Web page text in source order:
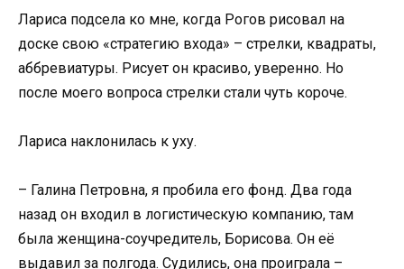
Лариса подсела ко мне, когда Рогов рисовал на
доске свою «стратегию входа» – стрелки, квадраты,
аббревиатуры. Рисует он красиво, уверенно. Но
после моего вопроса стрелки стали чуть короче.
Лариса наклонилась к уху.
– Галина Петровна, я пробила его фонд. Два года
назад он входил в логистическую компанию, там
была женщина-соучредитель, Борисова. Он её
выдавил за полгода. Судились, она проиграла –